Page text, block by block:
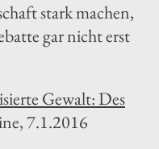
stark machen,
gar nicht erst
Gewalt: Des
7.1.2016